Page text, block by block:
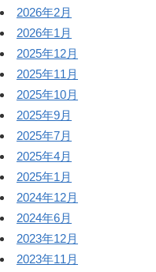
2026年2月
2026年1月
2025年12月
2025年11月
2025年10月
2025年9月
2025年7月
2025年4月
2025年1月
2024年12月
2024年6月
2023年12月
2023年11月